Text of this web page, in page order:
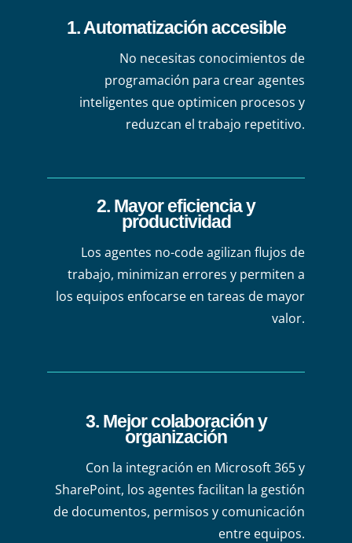
1. Automatización accesible
No necesitas conocimientos de
programación para crear agentes
inteligentes que optimicen procesos y
reduzcan el trabajo repetitivo.
2. Mayor eficiencia y
productividad
Los agentes no-code agilizan flujos de
trabajo, minimizan errores y permiten a
los equipos enfocarse en tareas de mayor
valor.
3. Mejor colaboración y
organización
Con la integración en Microsoft 365 y
SharePoint, los agentes facilitan la gestión
de documentos, permisos y comunicación
entre equipos.